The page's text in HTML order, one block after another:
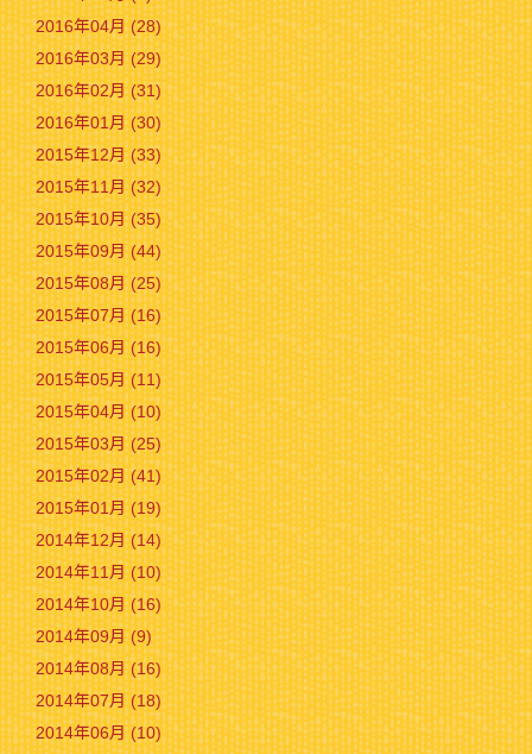
2016年04月 (28)
2016年03月 (29)
2016年02月 (31)
2016年01月 (30)
2015年12月 (33)
2015年11月 (32)
2015年10月 (35)
2015年09月 (44)
2015年08月 (25)
2015年07月 (16)
2015年06月 (16)
2015年05月 (11)
2015年04月 (10)
2015年03月 (25)
2015年02月 (41)
2015年01月 (19)
2014年12月 (14)
2014年11月 (10)
2014年10月 (16)
2014年09月 (9)
2014年08月 (16)
2014年07月 (18)
2014年06月 (10)